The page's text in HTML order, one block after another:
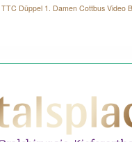
TTC Düppel 1. Damen Cottbus Video